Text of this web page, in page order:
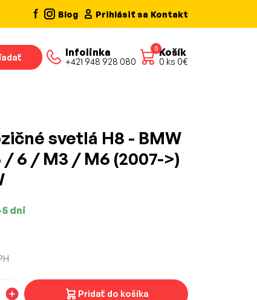
Blog Prihlásiť sa Kontakt
Infolinka
+421 948 928 080
0Košík
0 ks 0€
svetlá H8 - BMW
/ 6 / M3 / M6 (2007->)
5 dni
Pridať do košíka